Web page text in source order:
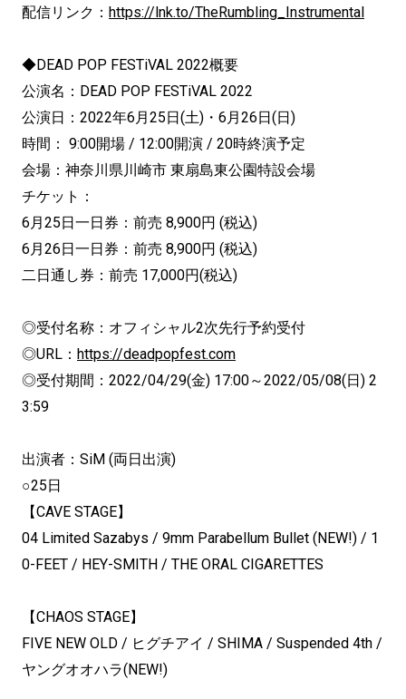
配信リンク： https://lnk.to/TheRumbling_Instrumental
◆DEAD POP FESTiVAL 2022概要
公演名：DEAD POP FESTiVAL 2022
公演日：2022年6月25日(土)・6月26日(日)
時間： 9:00開場 / 12:00開演 / 20時終演予定
会場：神奈川県川崎市 東扇島東公園特設会場
チケット：
6月25日一日券：前売 8,900円 (税込)
6月26日一日券：前売 8,900円 (税込)
二日通し券：前売 17,000円(税込)
◎受付名称：オフィシャル2次先行予約受付
◎URL： https://deadpopfest.com
◎受付期間：2022/04/29(金) 17:00～2022/05/08(日) 2
3:59
出演者：SiM (両日出演)
○25日
【CAVE STAGE】
04 Limited Sazabys / 9mm Parabellum Bullet (NEW!) / 1
0-FEET / HEY-SMITH / THE ORAL CIGARETTES
【CHAOS STAGE】
FIVE NEW OLD / ヒグチアイ / SHIMA / Suspended 4th /
ヤングオオハラ(NEW!)